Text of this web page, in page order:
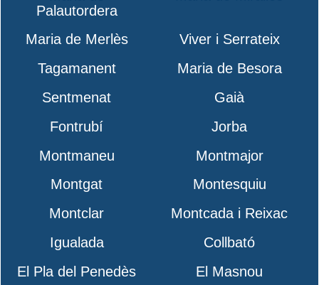
Palautordera
Maria de Merlès
Viver i Serrateix
Tagamanent
Maria de Besora
Sentmenat
Gaià
Fontrubí
Jorba
Montmaneu
Montmajor
Montgat
Montesquiu
Montclar
Montcada i Reixac
Igualada
Collbató
El Pla del Penedès
El Masnou